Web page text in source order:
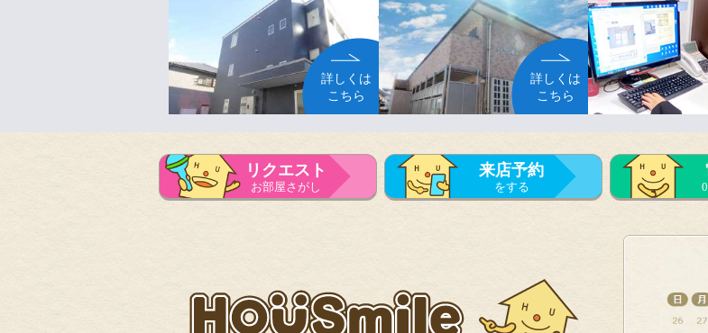
詳しくは
こちら
詳しくは
こちら
リクエスト
お部屋さがし
来店予約
をする